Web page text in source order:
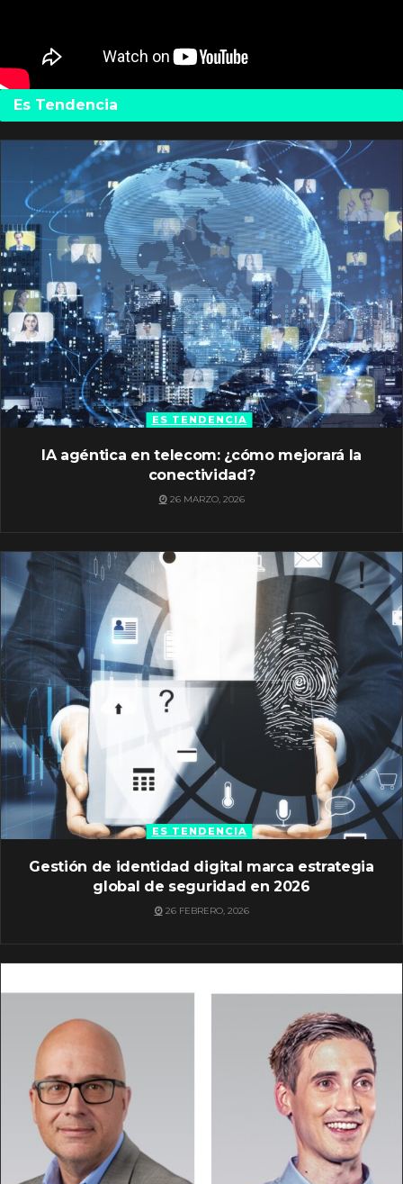
Es Tendencia
ES TENDENCIA
IA agéntica en telecom: ¿cómo mejorará la
conectividad?
26 MARZO, 2026
ES TENDENCIA
Gestión de identidad digital marca estrategia
global de seguridad en 2026
26 FEBRERO, 2026